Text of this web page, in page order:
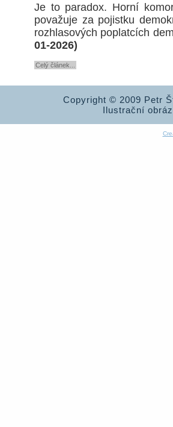
Je to paradox. Horní
považuje za pojistku
rozhlasových poplatcích
01-2026)
Celý článek...
Copyright © 2009 Petr
Ilustrační